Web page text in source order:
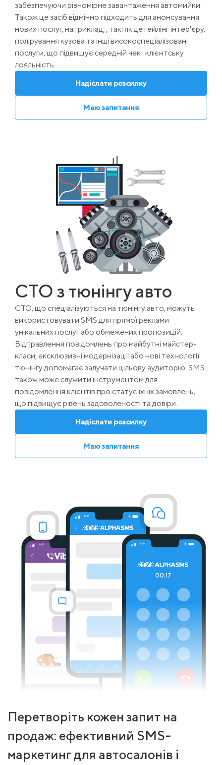
забезпечуючи рівномірне завантаження автомийки.
Також це засіб відмінно підходить для анонсування
нових послуг, наприклад, , такі як детейлінг інтер'єру,
полірування кузова та інші високоспеціалізовані
послуги, що підвищує середній чек і клієнтську
лояльність.
Надіслати розсилку
Маю запитання
СТО з тюнінгу авто
СТО, що спеціалізуються на тюнінгу авто, можуть
використовувати SMS для прямої реклами
унікальних послуг або обмежених пропозицій.
Відправлення повідомлень про майбутні майстер-
класи, ексклюзивні модернізації або нові технології
тюнінгу допомагає залучати цільову аудиторію. SMS
також може служити інструментом для
повідомлення клієнтів про статус їхніх замовлень,
що підвищує рівень задоволеності та довіри.
Надіслати розсилку
Маю запитання
Перетворіть кожен запит на
продаж: ефективний SMS-
маркетинг для автосалонів і